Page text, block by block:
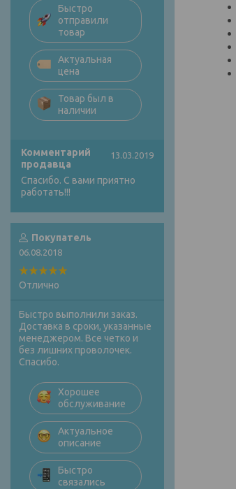
Быстро
отправили
товар
Актуальная
цена
Товар был в
наличии
Комментарий
продавца
13.03.2019
Спасибо. С вами приятно
работать!!!
Покупатель
06.08.2018
Отлично
Быстро выполнили заказ.
Доставка в сроки, указанные
менеджером. Все четко и
без лишних проволочек.
Спасибо.
Хорошее
обслуживание
Актуальное
описание
Быстро
связались